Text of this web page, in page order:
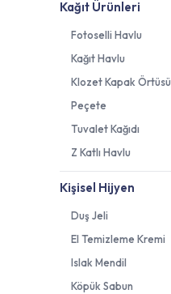
Kağıt Ürünleri
Fotoselli Havlu
Kağıt Havlu
Klozet Kapak Örtüsü
Peçete
Tuvalet Kağıdı
Z Katlı Havlu
Kişisel Hijyen
Duş Jeli
El Temizleme Kremi
Islak Mendil
Köpük Sabun